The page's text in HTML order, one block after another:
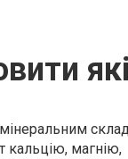
кальцію, магнію,